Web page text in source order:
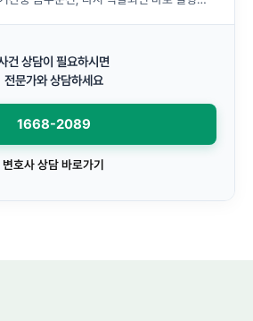
건 상담이 필요하시면
전문가와 상담하세요
1668-2089
변호사 상담 바로가기